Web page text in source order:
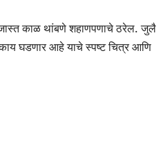
जास्त काळ थांबणे शहाणपणाचे ठरेल. जुलै
घडणार आहे याचे स्पष्ट चित्र आणि